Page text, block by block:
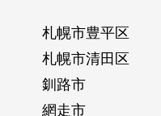
札幌市豊平区
札幌市清田区
釧路市
網走市